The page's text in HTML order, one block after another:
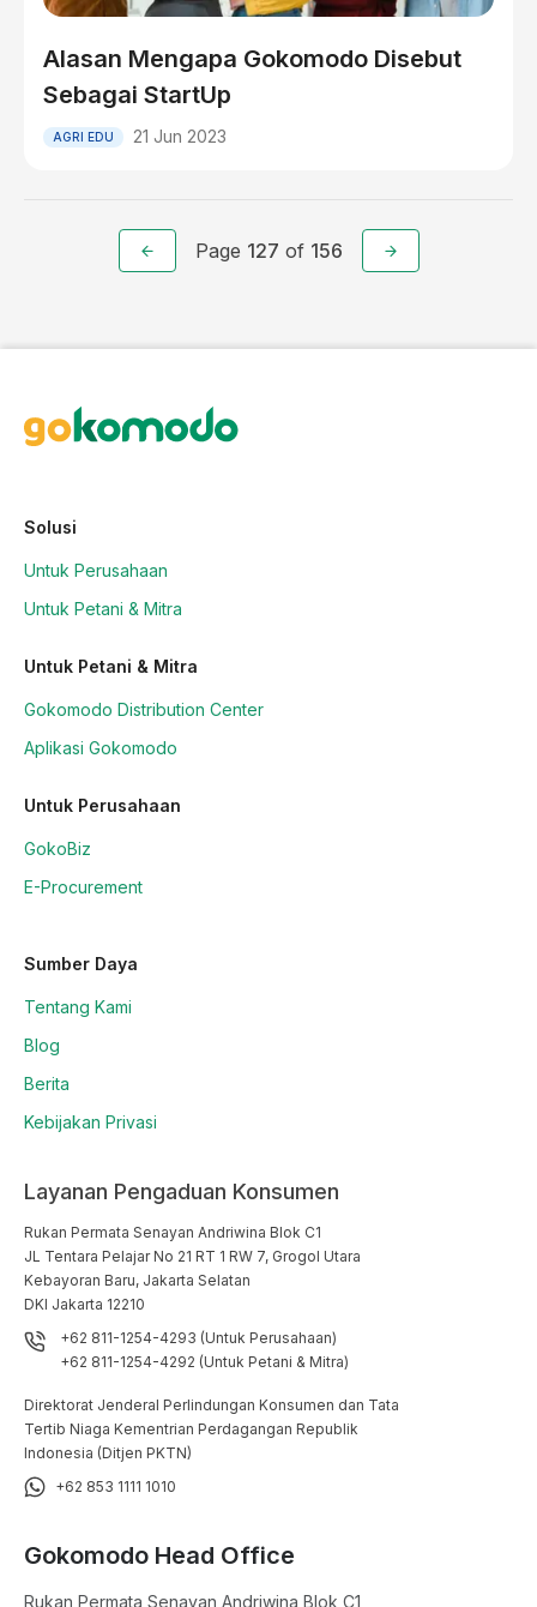
Alasan Mengapa Gokomodo Disebut
Sebagai StartUp
AGRI EDU 21 Jun 2023
Page 127 of 156
Solusi
Untuk Perusahaan
Untuk Petani & Mitra
Untuk Petani & Mitra
Gokomodo Distribution Center
Aplikasi Gokomodo
Untuk Perusahaan
GokoBiz
E-Procurement
Sumber Daya
Tentang Kami
Blog
Berita
Kebijakan Privasi
Layanan Pengaduan Konsumen
Rukan Permata Senayan Andriwina Blok C1
JL Tentara Pelajar No 21 RT 1 RW 7, Grogol Utara
Kebayoran Baru, Jakarta Selatan
DKI Jakarta 12210
+62 811-1254-4293 (Untuk Perusahaan)
+62 811-1254-4292 (Untuk Petani & Mitra)
Direktorat Jenderal Perlindungan Konsumen dan Tata
Tertib Niaga Kementrian Perdagangan Republik
Indonesia (Ditjen PKTN)
+62 853 1111 1010
Gokomodo Head Office
Rukan Permata Senayan Andriwina Blok C1